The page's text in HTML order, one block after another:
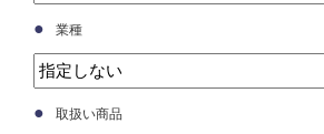
● 業種
● 取扱い商品